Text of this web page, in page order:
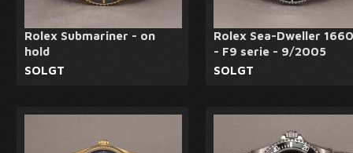
Rolex Submariner - on
hold
SOLGT
Rolex Sea-Dweller
- F9 serie - 9/2005
SOLGT